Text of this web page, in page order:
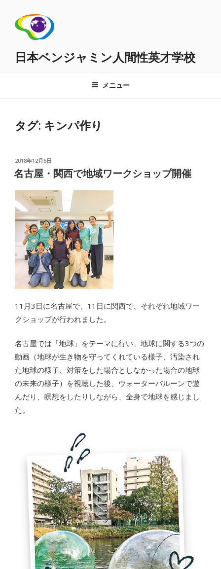
日本ベンジャミン人間性英才学校
メニュー
タグ: キンパ作り
投
稿
日:
2018年12月6日
名古屋・関西で地域ワークショップ開催
11月3日に名古屋で、11日に関西で、それぞれ地域ワー
クショップが行われました。
名古屋では「地球」をテーマに行い、地球に関する3つの
動画（地球が生き物を守ってくれている様子、汚染され
た地球の様子、対策をした場合としなかった場合の地球
の未来の様子）を視聴した後、ウォーターバルーンで遊
んだり、瞑想をしたりしながら、全身で地球を感じまし
た。